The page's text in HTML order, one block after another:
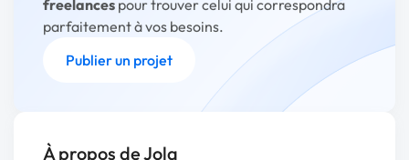
freelances pour trouver celui qui correspondra
parfaitement à vos besoins.
Publier un projet
À propos de Jola